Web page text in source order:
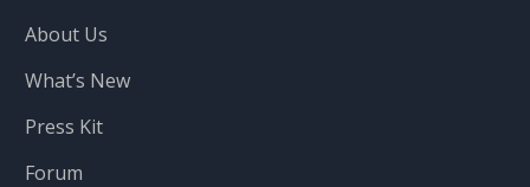
About Us
What’s New
Press Kit
Forum